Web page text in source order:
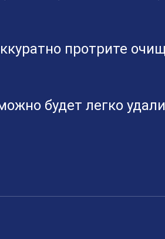
протрите
будет легко